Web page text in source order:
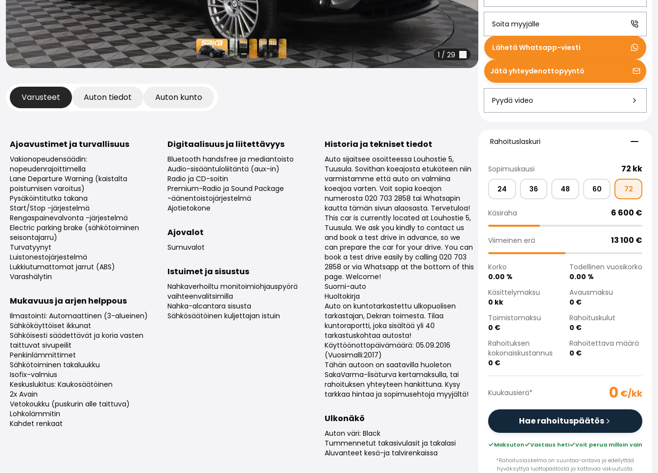
1 / 29
Varusteet Auton tiedot Auton kunto
Ajoavustimet ja turvallisuus
Vakionopeudensäädin:
nopeudenrajoittimella
Lane Departure Warning (kaistalta
poistumisen varoitus)
Pysäköintitutka takana
Start/Stop -järjestelmä
Rengaspainevalvonta -järjestelmä
Electric parking brake (sähkötoiminen
seisontajarru)
Turvatyynyt
Luistonestojärjestelmä
Lukkiutumattomat jarrut (ABS)
Varashälytin
Mukavuus ja arjen helppous
Ilmastointi: Automaattinen (3-alueinen)
Sähkökäyttöiset ikkunat
Sähköisesti säädettävät ja koria vasten
taittuvat sivupeilit
Penkinlämmittimet
Sähkötoiminen takaluukku
Isofix-valmius
Keskuslukitus: Kaukosäätöinen
2x Avain
Vetokoukku (puskurin alle taittuva)
Lohkolämmitin
Kahdet renkaat
Digitaalisuus ja liitettävyys
Bluetooth handsfree ja mediantoisto
Audio-sisääntuloliitäntä (aux-in)
Radio ja CD-soitin
Premium-Radio ja Sound Package
-äänentoistojärjestelmä
Ajotietokone
Ajovalot
Sumuvalot
Istuimet ja sisustus
Nahkaverhoiltu monitoimiohjauspyörä
vaihteenvalitsimilla
Nahka-alcantara sisusta
Sähkösäätöinen kuljettajan istuin
Historia ja tekniset tiedot
Auto sijaitsee osoitteessa Louhostie 5,
Tuusula. Sovithan koeajosta etukäteen niin
varmistamme että auto on valmiina
koeajoa varten. Voit sopia koeajon
numerosta 020 703 2858 tai Whatsapin
kautta tämän sivun alaosasta. Tervetuloa!
This car is currently located at Louhostie 5,
Tuusula. We ask you kindly to contact us
and book a test drive in advance, so we
can prepare the car for your drive. You can
book a test drive easily by calling 020 703
2858 or via Whatsapp at the bottom of this
page. Welcome!
Suomi-auto
Huoltokirja
Auto on kuntotarkastettu ulkopuolisen
tarkastajan, Dekran toimesta. Tilaa
kuntoraportti, joka sisältää yli 40
tarkastuskohtaa autosta!
Käyttöönottopäivämäärä: 05.09.2016
(Vuosimalli:2017)
Tähän autoon on saatavilla huoleton
SakaVarma-lisäturva kertamaksulla, tai
rahoituksen yhteyteen hankittuna. Kysy
tarkkaa hintaa ja sopimusehtoja myyjältä!
Ulkonäkö
Auton väri: Black
Tummennetut takasivulasit ja takalasi
Aluvanteet kesä-ja talvirenkaissa
Lähetä Whatsapp-viesti
Soita myyjälle
Jätä yhteydenottopyyntö
Pyydä video
Rahoituslaskuri
Rahoituslaskuri
Sopimuskausi 72 kk
24 36 48 60 72
Käsiraha 6 600 €
Viimeinen erä 13 100 €
Korko
0.00 %
Todellinen vuosikorko
0.00 %
Käsittelymaksu
0 kk
Avausmaksu
0 €
Toimistomaksu
0 €
Rahoituskulut
0 €
Rahoituksen
kokonaiskustannus
0 €
Rahoitettava määrä
0 €
Kuukausierä* 0 €/kk
Hae rahoituspäätös
Maksuton Vastaus heti
Voit perua milloin vain
*Rahoituslaskelma on suuntaa-antava ja edellyttää
hyväksyttyä luottopäätöstä ja kattavaa vakuutusta.